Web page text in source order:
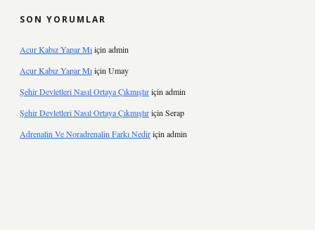
SON YORUMLAR
Acur Kabız Yapar Mıiçin admin
Acur Kabız Yapar Mıiçin Umay
Şehir Devletleri Nasıl Ortaya Çıkmıştıriçin admin
Şehir Devletleri Nasıl Ortaya Çıkmıştıriçin Serap
Adrenalin Ve Noradrenalin Farkı Nediriçin admin